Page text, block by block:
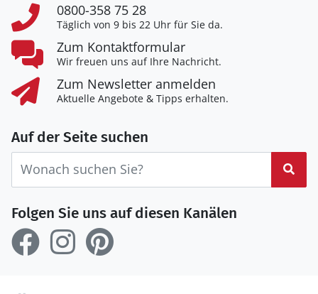
0800-358 75 28
Täglich von 9 bis 22 Uhr für Sie da.
Zum Kontaktformular
Wir freuen uns auf Ihre Nachricht.
Zum Newsletter anmelden
Aktuelle Angebote & Tipps erhalten.
Auf der Seite suchen
Folgen Sie uns auf diesen Kanälen